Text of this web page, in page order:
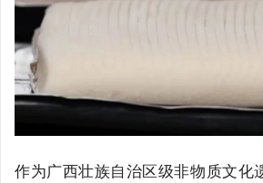
作为广西壮族自治区级非物质文